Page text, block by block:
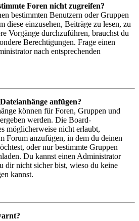
Foren nicht zugreifen?
bestimmten Benutzern oder Gruppen
diese einzusehen, Beiträge zu lesen, zu
Vorgänge durchzuführen, brauchst du
Berechtigungen. Frage einen
nach entsprechenden
anfügen?
können für Foren, Gruppen und
werden. Die Board-
möglicherweise nicht erlaubt,
Forum anzufügen, in dem du deinen
oder nur bestimmte Gruppen
Du kannst einen Administrator
dir nicht sicher bist, wieso du keine
kannst.